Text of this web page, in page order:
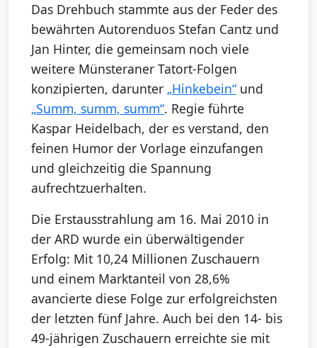
Das Drehbuch stammte aus der Feder des
bewährten Autorenduos Stefan Cantz und
Jan Hinter, die gemeinsam noch viele
weitere Münsteraner Tatort-Folgen
konzipierten, darunter „Hinkebein“ und
„Summ, summ, summ“. Regie führte
Kaspar Heidelbach, der es verstand, den
feinen Humor der Vorlage einzufangen
und gleichzeitig die Spannung
aufrechtzuerhalten.
Die Erstausstrahlung am 16. Mai 2010 in
der ARD wurde ein überwältigender
Erfolg: Mit 10,24 Millionen Zuschauern
und einem Marktanteil von 28,6%
avancierte diese Folge zur erfolgreichsten
der letzten fünf Jahre. Auch bei den 14- bis
49-jährigen Zuschauern erreichte sie mit